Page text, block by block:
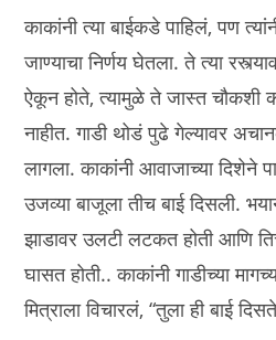
काकांनी त्या बाईकडे पाहिलं, पण
जाण्याचा निर्णय घेतला. ते त्या
ऐकून होते, त्यामुळे ते जास्त चौकशी
नाहीत. गाडी थोडं पुढे गेल्यावर
लागला. काकांनी आवाजाच्या दिशेने
उजव्या बाजूला तीच बाई दिसली.
झाडावर उलटी लटकत होती आणि
घासत होती.. काकांनी गाडीच्या
मित्राला विचारलं, “तुला ही बाई